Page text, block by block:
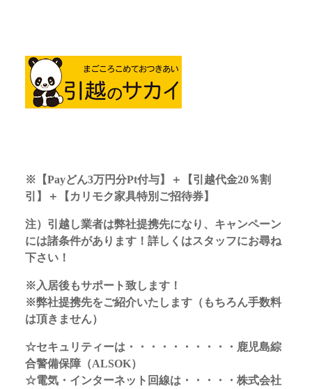
※ 【Payどん3万円分Pt付与】＋【引越代金20％割
引】＋【カリモク家具特別ご招待券】
注）引越し業者は弊社提携先になり、キャンペーン
には諸条件があります！詳しくはスタッフにお尋ね
下さい！
※入居後もサポート致します！
※弊社提携先をご紹介いたします（もちろん手数料
は頂きません）
☆セキュリティーは・・・・・・・・・・鹿児島綜
合警備保障（ALSOK）
☆電気・インターネット回線は・・・・・株式会社